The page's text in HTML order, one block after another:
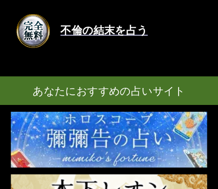
不倫の結末を占う
あなたにおすすめの占いサイト